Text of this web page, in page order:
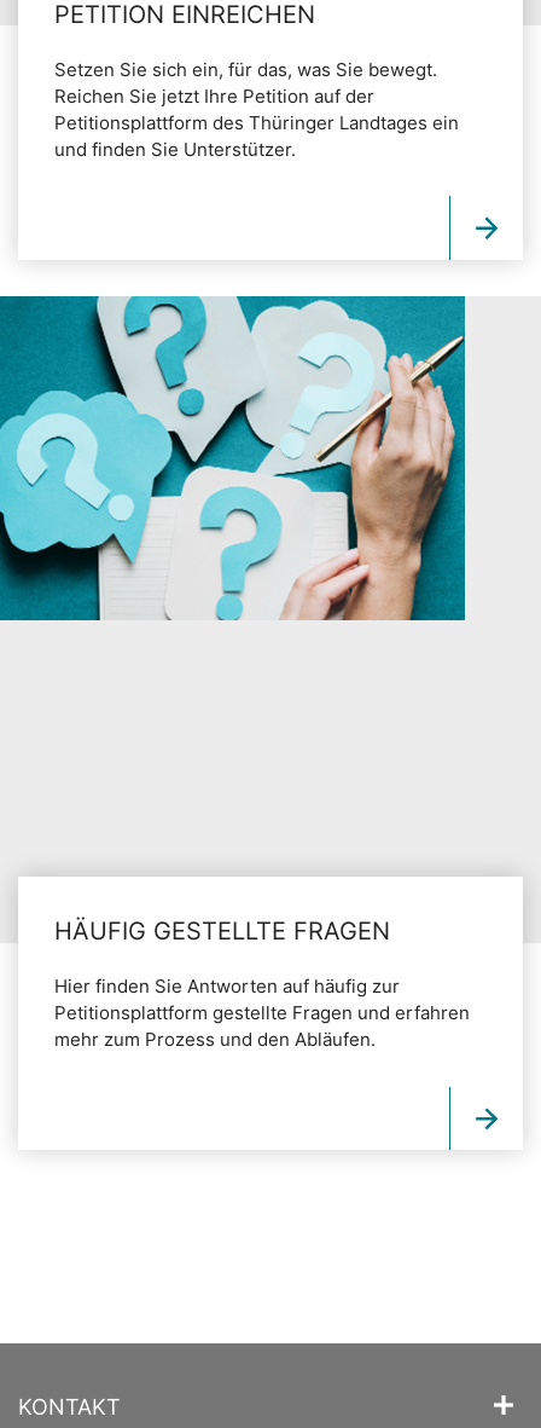
PETITION EINREICHEN
Setzen Sie sich ein, für das, was Sie bewegt.
Reichen Sie jetzt Ihre Petition auf der
Petitionsplattform des Thüringer Landtages ein
und finden Sie Unterstützer.
HÄUFIG GESTELLTE FRAGEN
Hier finden Sie Antworten auf häufig zur
Petitionsplattform gestellte Fragen und erfahren
mehr zum Prozess und den Abläufen.
KONTAKT